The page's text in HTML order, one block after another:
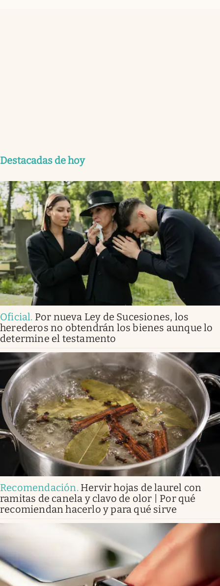
Destacadas de hoy
Oficial. Por nueva Ley de Sucesiones, los
herederos no obtendrán los bienes aunque lo
determine el testamento
Recomendación. Hervir hojas de laurel con
ramitas de canela y clavo de olor | Por qué
recomiendan hacerlo y para qué sirve